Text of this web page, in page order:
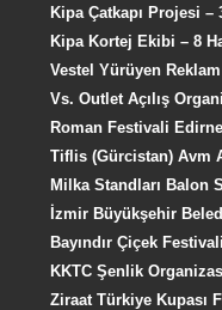
Kipa Çatkapı Projesi –
Kipa Kortej Ekibi – 8
Vestel Yürüyen
Vs. Outlet Açılış
Roman Festivali
Tiflis (Gürcistan) Avm
Milka Standları Balon
İzmir Büyükşehir
Bayındır Çiçek
KKTC Şenlik
Ziraat Türkiye Kupası